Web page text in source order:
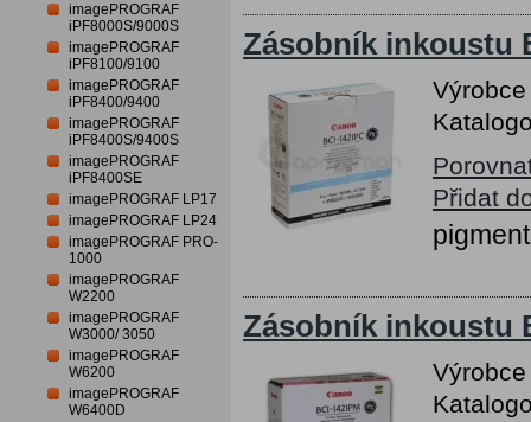
imagePROGRAF
iPF8000S/9000S
imagePROGRAF
iPF8100/9100
imagePROGRAF
iPF8400/9400
imagePROGRAF
iPF8400S/9400S
imagePROGRAF
iPF8400SE
imagePROGRAF LP17
imagePROGRAF LP24
imagePROGRAF PRO-
1000
imagePROGRAF
W2200
imagePROGRAF
W3000/ 3050
imagePROGRAF
W6200
imagePROGRAF
W6400D
Zásobník inkoustu
Přidat
Zásobník inkoustu